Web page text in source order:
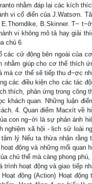
nhằm đáp lại các kích
vi cổ điển của J.Watsơn.
B.Skinner. T−
vi không mô tả hay giải
chủ 6
các cử động bên ngoài của
giúp cho cơ thể thích
mà cơ thể sẽ tiếp thu đ−ợc
các điều kiện cho các tác
thích, phản ứng trong công
khách quan. Những luận
4. Quan điểm Macxít về
con ng−ời là sự phản ánh
nghiệm xã hội - lịch sử loài
lý Nếu ta thừa nhận
động và những mối quan
chủ thể mà càng phong
hoạt động và giao tiếp
động (Action) Hoạt